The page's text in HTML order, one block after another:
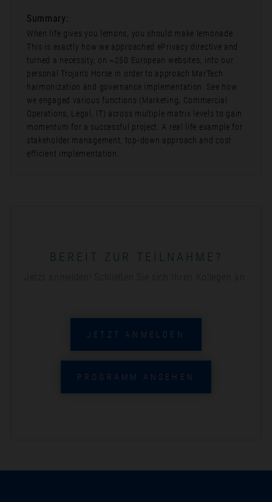
Summary:
When life gives you lemons, you should make lemonade.
This is exactly how we approached ePrivacy directive and
turned a necessity, on ~250 European websites, into our
personal Trojan’s Horse in order to approach MarTech
harmonization and governance implementation. See how
we engaged various functions (Marketing, Commercial
Operations, Legal, IT) across multiple matrix levels to gain
momentum for a successful project. A real life example for
stakeholder management, top-down approach and cost
efficient implementation.
BEREIT ZUR TEILNAHME?
JETZT ANMELDEN
PROGRAMM ANSEHEN